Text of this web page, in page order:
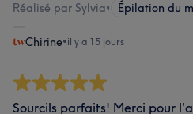
Réalisé par Sylvia• Épilation du
Chirine•il y a 15 jours
Sourcils parfaits! Merci pour